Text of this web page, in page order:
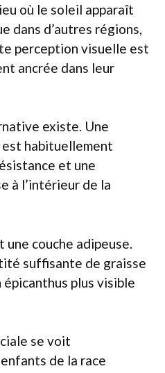
où le soleil apparaît
dans d’autres régions,
perception visuelle est
ancrée dans leur
existe. Une
est habituellement
et une
à l’intérieur de la
une couche adipeuse.
suffisante de graisse
plus visible
se voit
de la race